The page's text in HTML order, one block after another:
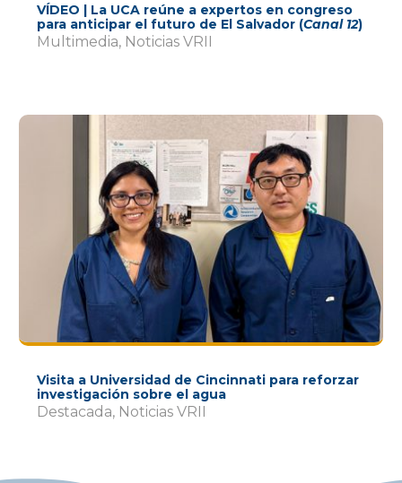
VÍDEO | La UCA reúne a expertos en congreso
para anticipar el futuro de El Salvador (Canal 12)
Multimedia, Noticias VRII
Visita a Universidad de Cincinnati para reforzar
investigación sobre el agua
Destacada, Noticias VRII